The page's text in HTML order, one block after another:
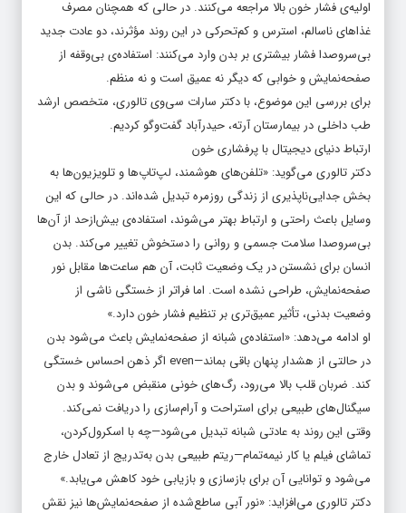
اولیه‌ی فشار خون بالا مراجعه می‌کنند. در حالی که همچنان مصرف
غذاهای ناسالم، استرس و کم‌تحرکی در این روند مؤثرند، دو عادت جدید
بی‌سروصدا فشار بیشتری بر بدن وارد می‌کنند: استفاده‌ی بی‌وقفه از
صفحه‌نمایش و خوابی که دیگر نه عمیق است و نه منظم.
برای بررسی این موضوع، با دکتر سارات سی‌وی تالوری، متخصص ارشد
طب داخلی در بیمارستان آرته، حیدرآباد گفت‌وگو کردیم.
ارتباط دنیای دیجیتال با پرفشاری خون
دکتر تالوری می‌گوید: «تلفن‌های هوشمند، لپ‌تاپ‌ها و تلویزیون‌ها به
بخش جدایی‌ناپذیری از زندگی روزمره تبدیل شده‌اند. در حالی که این
وسایل باعث راحتی و ارتباط بهتر می‌شوند، استفاده‌ی بیش‌ازحد از آن‌ها
بی‌سروصدا سلامت جسمی و روانی را دستخوش تغییر می‌کند. بدن
انسان برای نشستن در یک وضعیت ثابت، آن هم ساعت‌ها مقابل نور
صفحه‌نمایش، طراحی نشده است. اما فراتر از خستگی ناشی از
وضعیت بدنی، تأثیر عمیق‌تری بر تنظیم فشار خون دارد.»
او ادامه می‌دهد: «استفاده‌ی شبانه از صفحه‌نمایش باعث می‌شود بدن
در حالتی از هشدار پنهان باقی بماند—even اگر ذهن احساس خستگی
کند. ضربان قلب بالا می‌رود، رگ‌های خونی منقبض می‌شوند و بدن
سیگنال‌های طبیعی برای استراحت و آرام‌سازی را دریافت نمی‌کند.
وقتی این روند به عادتی شبانه تبدیل می‌شود—چه با اسکرول‌کردن،
تماشای فیلم یا کار نیمه‌تمام—ریتم طبیعی بدن به‌تدریج از تعادل خارج
می‌شود و توانایی آن برای بازسازی و بازیابی خود کاهش می‌یابد.»
دکتر تالوری می‌افزاید: «نور آبی ساطع‌شده از صفحه‌نمایش‌ها نیز نقش